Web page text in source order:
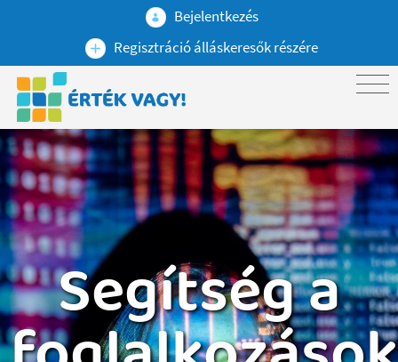
Bejelentkezés
Regisztráció álláskeresők részére
Segítség a